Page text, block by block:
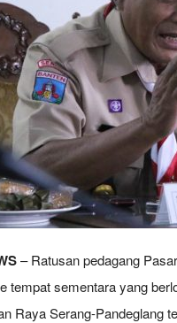
– Ratusan pedagang
tempat sementara yang
Raya Serang-Pandeglang